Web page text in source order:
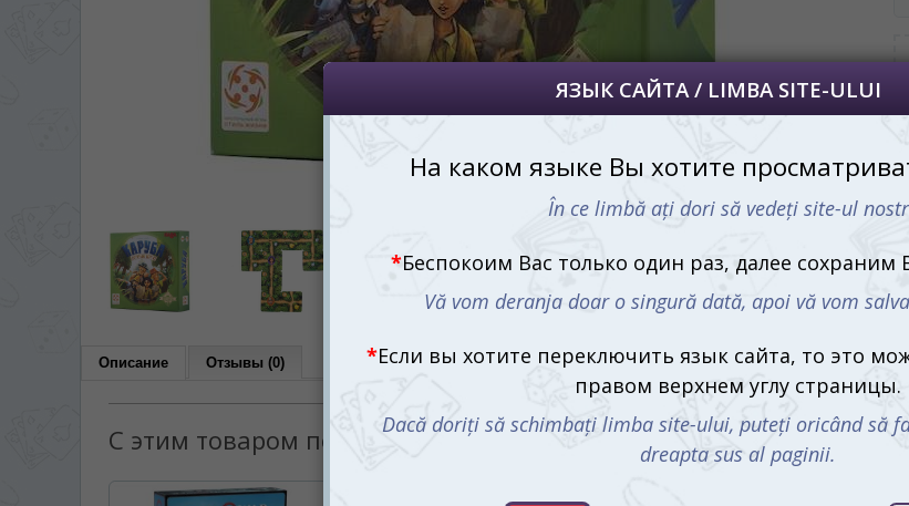
Описание Отзывы (0)
С этим товаром покупают:
Dacă doriți să schimbați limba site-ului, puteți oricând să faceți asta în colțul din
dreapta sus al paginii.
RU